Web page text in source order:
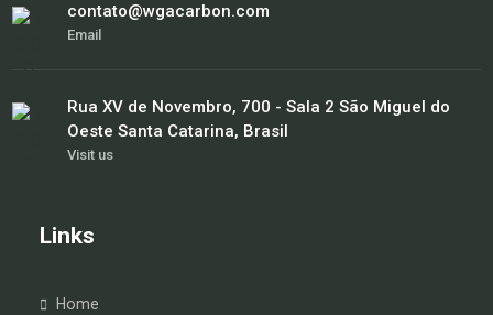
contato@wgacarbon.com
Email
Rua XV de Novembro, 700 - Sala 2 São Miguel do
Oeste Santa Catarina, Brasil
Visit us
Links
Home